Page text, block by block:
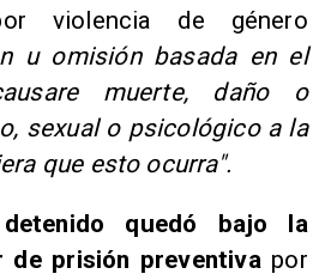
violencia de género
u omisión basada en el
muerte, daño o
sexual o psicológico a la
que esto ocurra".
quedó bajo la
de prisión preventivapor